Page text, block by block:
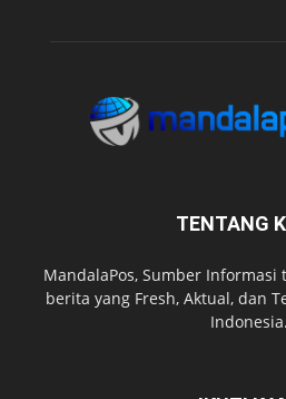
TENTANG
MandalaPos, Sumber Informasi
berita yang Fresh, Aktual, dan
Indonesia.